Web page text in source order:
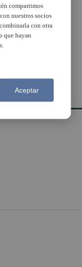
compartimos
nuestros socios
con otra
que hayan
Aceptar